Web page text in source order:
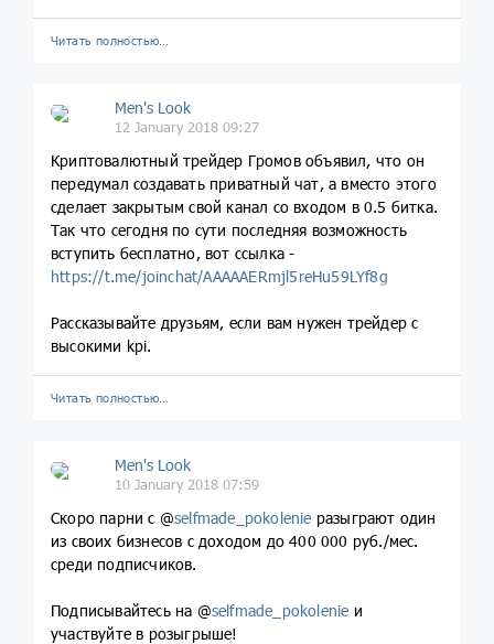
Читать полностью…
Men's Look
12 January 2018 09:27
Криптовалютный трейдер Громов объявил, что он
передумал создавать приватный чат, а вместо этого
сделает закрытым свой канал со входом в 0.5 битка.
Так что сегодня по сути последняя возможность
вступить бесплатно, вот ссылка -
https://t.me/joinchat/AAAAAERmjl5reHu59LYf8g
Рассказывайте друзьям, если вам нужен трейдер с
высокими kpi.
Читать полностью…
Men's Look
10 January 2018 07:59
Скоро парни с @selfmade_pokolenie разыграют один
из своих бизнесов с доходом до 400 000 руб./мес.
среди подписчиков.
Подписывайтесь на @selfmade_pokolenie и
участвуйте в розыгрыше!